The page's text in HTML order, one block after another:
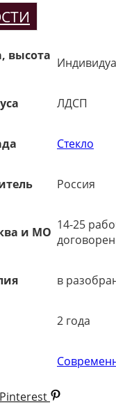
высота
ЛДСП
Стекло
Россия
и МО 14-25
в
2 года
Pinterest